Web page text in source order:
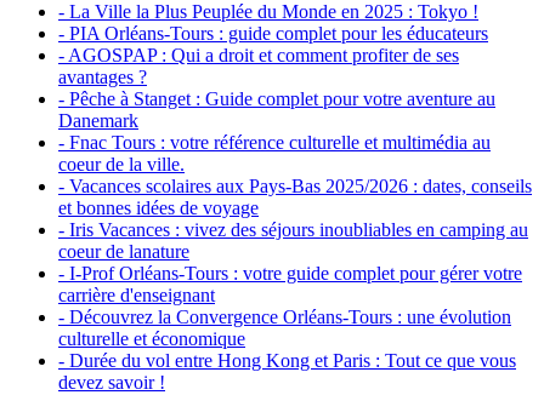
- La Ville la Plus Peuplée du Monde en 2025 : Tokyo !
- PIA Orléans-Tours : guide complet pour les éducateurs
- AGOSPAP : Qui a droit et comment profiter de ses
avantages ?
- Pêche à Stanget : Guide complet pour votre aventure au
Danemark
- Fnac Tours : votre référence culturelle et multimédia au
coeur de la ville.
- Vacances scolaires aux Pays-Bas 2025/2026 : dates, conseils
et bonnes idées de voyage
- Iris Vacances : vivez des séjours inoubliables en camping au
coeur de lanature
- I-Prof Orléans-Tours : votre guide complet pour gérer votre
carrière d'enseignant
- Découvrez la Convergence Orléans-Tours : une évolution
culturelle et économique
- Durée du vol entre Hong Kong et Paris : Tout ce que vous
devez savoir !